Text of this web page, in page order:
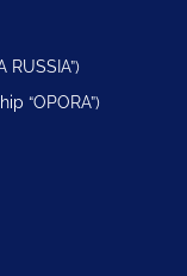
RUSSIA”)
“OPORA”)